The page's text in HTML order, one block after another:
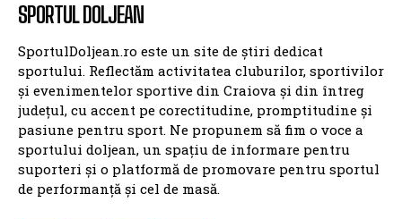
SPORTUL DOLJEAN
SportulDoljean.ro este un site de știri dedicat
sportului. Reflectăm activitatea cluburilor, sportivilor
și evenimentelor sportive din Craiova și din întreg
județul, cu accent pe corectitudine, promptitudine și
pasiune pentru sport. Ne propunem să fim o voce a
sportului doljean, un spațiu de informare pentru
suporteri și o platformă de promovare pentru sportul
de performanță și cel de masă.